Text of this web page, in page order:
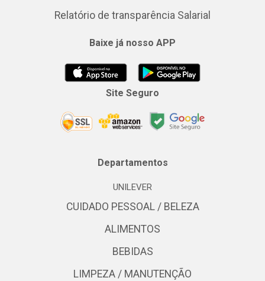
Relatório de transparência Salarial
Baixe já nosso APP
Site Seguro
Departamentos
UNILEVER
CUIDADO PESSOAL / BELEZA
ALIMENTOS
BEBIDAS
LIMPEZA / MANUTENÇÃO